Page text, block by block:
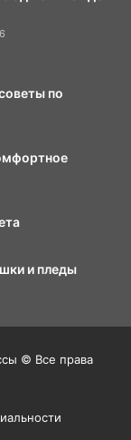
по
и пледы
© Все права